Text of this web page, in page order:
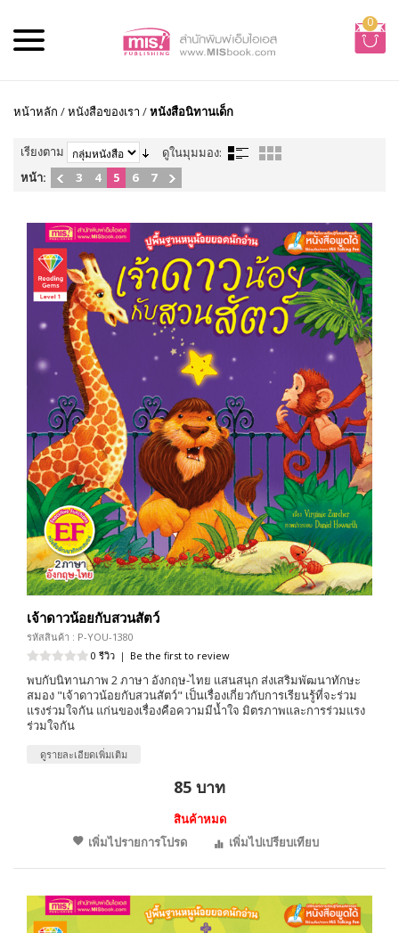
0
หน้าหลัก /หนังสือของเรา /หนังสือนิทานเด็ก
เรียงตาม
ดูในมุมมอง:
หน้า:
3 4 5 6 7
เจ้าดาวน้อยกับสวนสัตว์
รหัสสินค้า : P-YOU-1380
0 รีวิว | Be the first to review
พบกับนิทานภาพ 2 ภาษา อังกฤษ-ไทย แสนสนุก ส่งเสริมพัฒนาทักษะ
สมอง "เจ้าดาวน้อยกับสวนสัตว์" เป็นเรื่องเกี่ยวกับการเรียนรู้ที่จะร่วม
แรงร่วมใจกัน แก่นของเรื่องคือความมีน้ำใจ มิตรภาพและการร่วมแรง
ร่วมใจกัน
ดูรายละเอียดเพิ่มเติม
85 บาท
สินค้าหมด
เพิ่มไปรายการโปรด
เพิ่มไปเปรียบเทียบ